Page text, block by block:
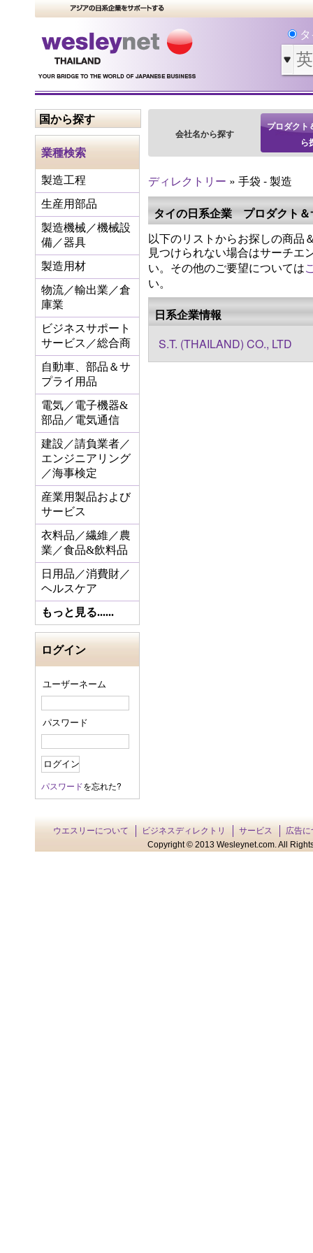
国から探す
業種検索
製造工程
生産用部品
製造機械／機械設
備／器具
製造用材
物流／輸出業／倉
庫業
ビジネスサポート
サービス／総合商
自動車、部品＆サ
プライ用品
電気／電子機器&
部品／電気通信
建設／請負業者／
エンジニアリング
／海事検定
産業用製品および
サービス
衣料品／繊維／農
業／食品&飲料品
日用品／消費財／
ヘルスケア
もっと見る......
ログイン
ユーザーネーム
パスワード
パスワードを忘れた?
会社名から探す
プロダクト
ら
ディレクトリー » 手袋 - 製造
タイの日系企業 プロダクト＆
以下のリストからお探しの商品
見つけられない場合はサーチエ
い。その他のご要望については
い。
日系企業情報
S.T. (THAILAND) CO., LTD
ウエスリーについて ビジネスディレクトリ サービス
広告に
Copyright © 2013 Wesleynet.com. All